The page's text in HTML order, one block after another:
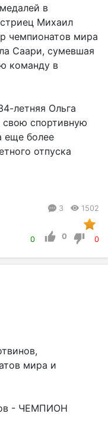
в
Михаил
чемпионатов мира
Саари, сумевшая
команду в
летняя Ольга
спортивную
еще более
отпуска
3 1502
0 0 0
мира и
- ЧЕМПИОН